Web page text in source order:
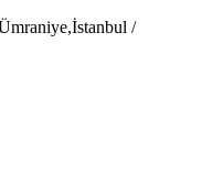
/